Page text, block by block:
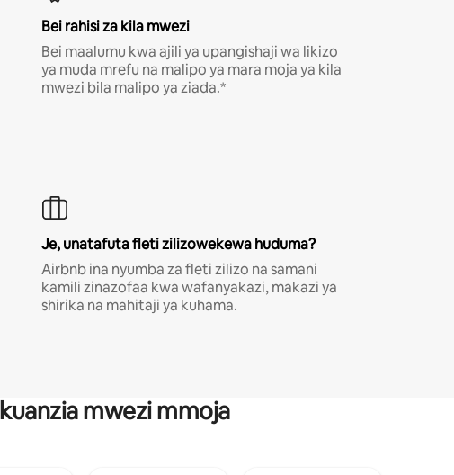
Bei rahisi za kila mwezi
Bei maalumu kwa ajili ya upangishaji wa likizo
ya muda mrefu na malipo ya mara moja ya kila
mwezi bila malipo ya ziada.*
Je, unatafuta fleti zilizowekewa huduma?
Airbnb ina nyumba za fleti zilizo na samani
kamili zinazofaa kwa wafanyakazi, makazi ya
shirika na mahitaji ya kuhama.
mwezi mmoja